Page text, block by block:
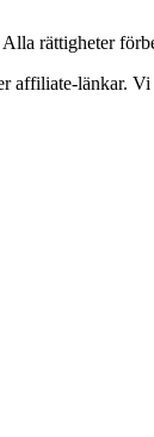
rättigheter
affiliate-länkar.